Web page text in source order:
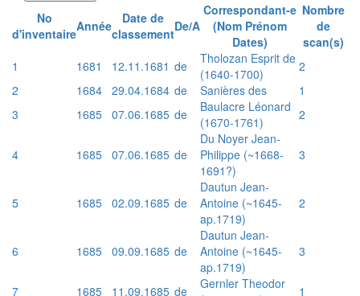
No
d'inventaireAnnée
Date de
classementDe/A
Correspondant-e
(Nom Prénom
Dates)
Nombre
de
scan(s)
1
1681 12.11.1681 de
Tholozan Esprit de
(1640-1700)
2
2
1684 29.04.1684 de Sanières des
1
3
1685 07.06.1685 de
Baulacre Léonard
(1670-1761)
2
4 1685 07.06.1685 de
Du Noyer Jean-
Philippe (~1668-
1691?)
3
5 1685 02.09.1685 de
Dautun Jean-
Antoine (~1645-
ap.1719)
2
6 1685 09.09.1685 de
Dautun Jean-
Antoine (~1645-
ap.1719)
3
7 1685 11.09.1685 de
Gernler Theodor
1